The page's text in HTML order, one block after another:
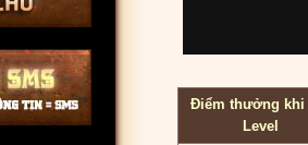
Điểm thưởng khi
Level